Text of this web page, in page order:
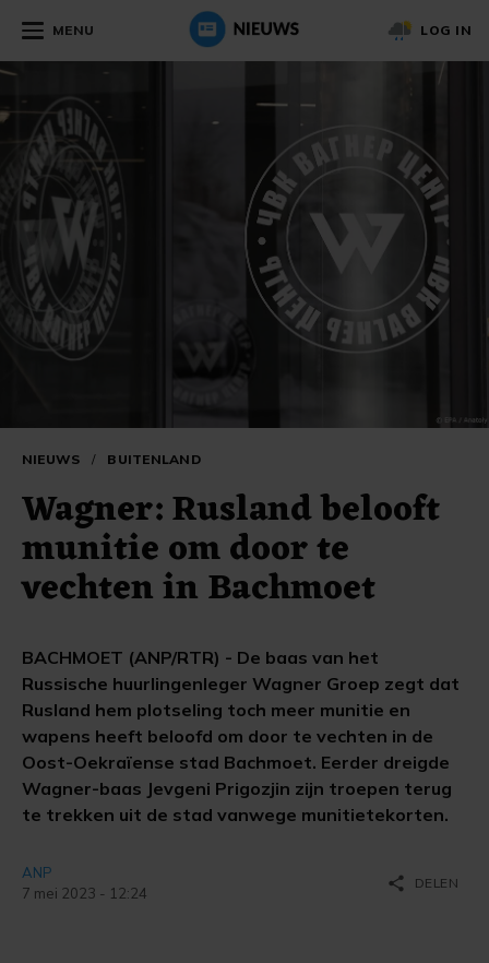
MENU LOG IN
NIEUWS / BUITENLAND
Wagner: Rusland belooft
munitie om door te
vechten in Bachmoet
BACHMOET (ANP/RTR) - De baas van het
Russische huurlingenleger Wagner Groep zegt dat
Rusland hem plotseling toch meer munitie en
wapens heeft beloofd om door te vechten in de
Oost-Oekraïense stad Bachmoet. Eerder dreigde
Wagner-baas Jevgeni Prigozjin zijn troepen terug
te trekken uit de stad vanwege munitietekorten.
ANP
7 mei 2023 - 12:24
share DELEN